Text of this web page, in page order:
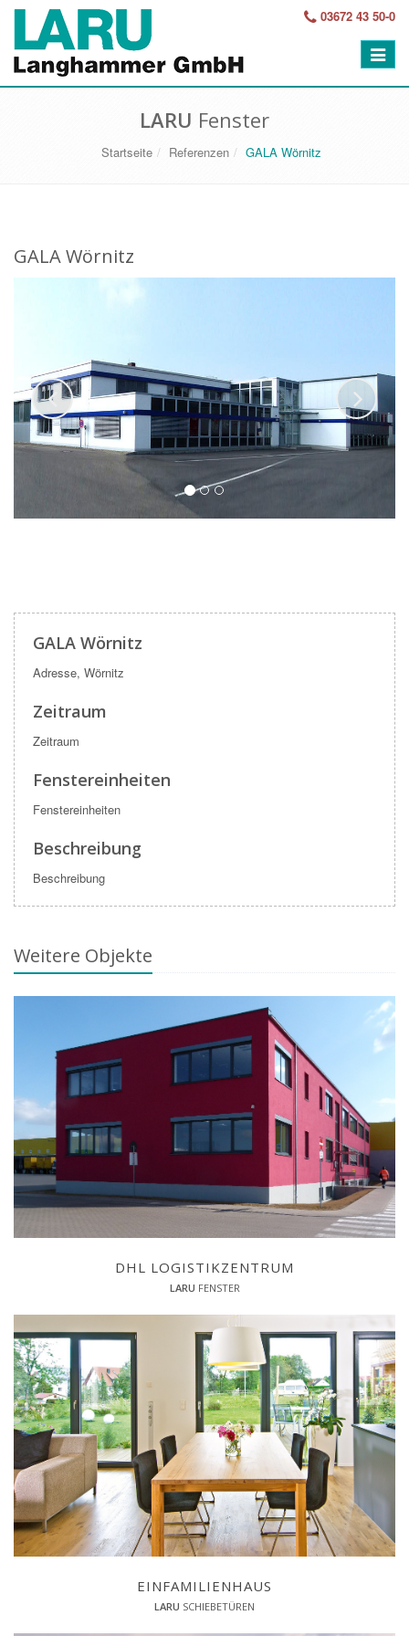
03672 43 50-0
Menü
LARU Fenster
Startseite Referenzen GALA Wörnitz
GALA Wörnitz
GALA Wörnitz
Adresse, Wörnitz
Zeitraum
Zeitraum
Fenstereinheiten
Fenstereinheiten
Beschreibung
Beschreibung
Weitere Objekte
DHL LOGISTIKZENTRUM
LARU FENSTER
EINFAMILIENHAUS
LARU SCHIEBETÜREN